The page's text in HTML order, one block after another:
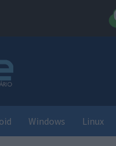
Windows Linux